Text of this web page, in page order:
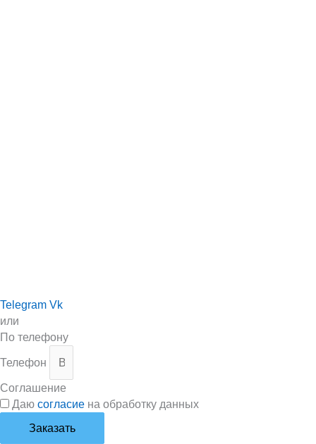
Telegram Vk
или
По телефону
Телефон
Соглашение
Даю согласие на обработку данных
Заказать